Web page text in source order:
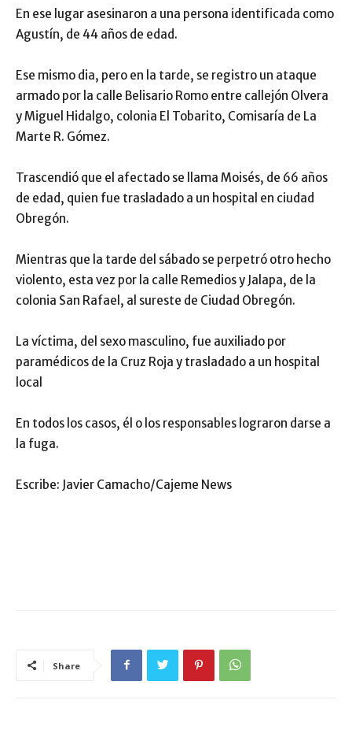
En ese lugar asesinaron a una persona identificada como
Agustín, de 44 años de edad.
Ese mismo dia, pero en la tarde, se registro un ataque
armado por la calle Belisario Romo entre callejón Olvera
y Miguel Hidalgo, colonia El Tobarito, Comisaría de La
Marte R. Gómez.
Trascendió que el afectado se llama Moisés, de 66 años
de edad, quien fue trasladado a un hospital en ciudad
Obregón.
Mientras que la tarde del sábado se perpetró otro hecho
violento, esta vez por la calle Remedios y Jalapa, de la
colonia San Rafael, al sureste de Ciudad Obregón.
La víctima, del sexo masculino, fue auxiliado por
paramédicos de la Cruz Roja y trasladado a un hospital
local
En todos los casos, él o los responsables lograron darse a
la fuga.
Escribe: Javier Camacho/Cajeme News
Share